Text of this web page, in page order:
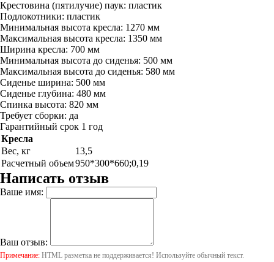
Крестовина (пятилучие) паук: пластик
Подлокотники: пластик
Минимальная высота кресла: 1270 мм
Максимальная высота кресла: 1350 мм
Ширина кресла: 700 мм
Минимальная высота до сиденья: 500 мм
Максимальная высота до сиденья: 580 мм
Сиденье ширина: 500 мм
Сиденье глубина: 480 мм
Спинка высота: 820 мм
Требует сборки: да
Гарантийный срок 1 год
Кресла
Вес, кг
13,5
Расчетный объем950*300*660;0,19
Написать отзыв
Ваше имя:
Ваш отзыв:
Примечание: HTML разметка не поддерживается! Используйте обычный текст.